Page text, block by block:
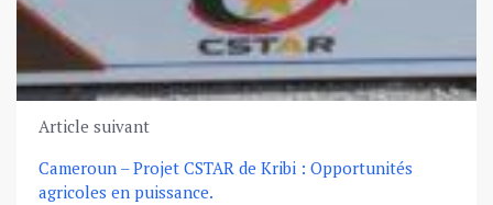
Article suivant
Cameroun – Projet CSTAR de Kribi : Opportunités
agricoles en puissance.